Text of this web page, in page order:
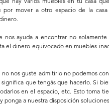
por mover a otro espacio de la
nos ayuda a encontrar no
el dinero equivocado en muebles
nos guste admitirlo no podemos
que tengás que hacerlo. Si
en el espacio, etc. Esto toma
a nuestra disposición